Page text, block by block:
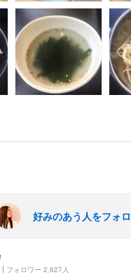
好みのあう人をフォ
フォロワー 2,627人